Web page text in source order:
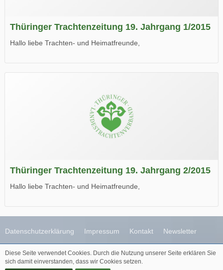
Thüringer Trachtenzeitung 19. Jahrgang 1/2015
Hallo liebe Trachten- und Heimatfreunde,
Wir wünschen Euch viel Spaß beim Lesen.
Thüringer Trachtenzeitung 19. Jahrgang 2/2015
Hallo liebe Trachten- und Heimatfreunde,
Wir wünschen Euch viel Spaß beim Lesen.
Datenschutzerklärung
Impressum Kontakt Newsletter
Diese Webseite wird betreut durch
Diese Seite verwendet Cookies. Durch die Nutzung unserer Seite erklären Sie
sich damit einverstanden, dass wir Cookies setzen.